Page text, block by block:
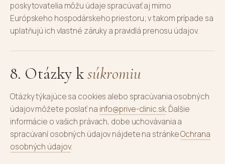
poskytovatelia môžu údaje spracúvať aj mimo
Európskeho hospodárskeho priestoru; v takom prípade sa
uplatňujú ich vlastné záruky a pravidlá prenosu údajov.
8. Otázky ksúkromiu
Otázky týkajúce sa cookies alebo spracúvania osobných
údajov môžete poslať na info@prive-clinic.sk. Ďalšie
informácie o vašich právach, dobe uchovávania a
spracúvaní osobných údajov nájdete na stránkeOchrana
osobných údajov.